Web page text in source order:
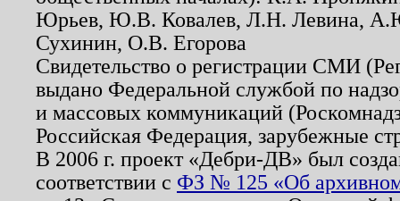
Юрьев, Ю.В. Ковалев, Л.Н. Левина,
Сухинин, О.В. Егорова
Свидетельство о регистрации СМИ
выдано Федеральной службой по
и массовых коммуникаций
Российская Федерация, зарубежные
В 2006 г. проект «Дебри-ДВ» был
соответствии с ФЗ № 125 «Об